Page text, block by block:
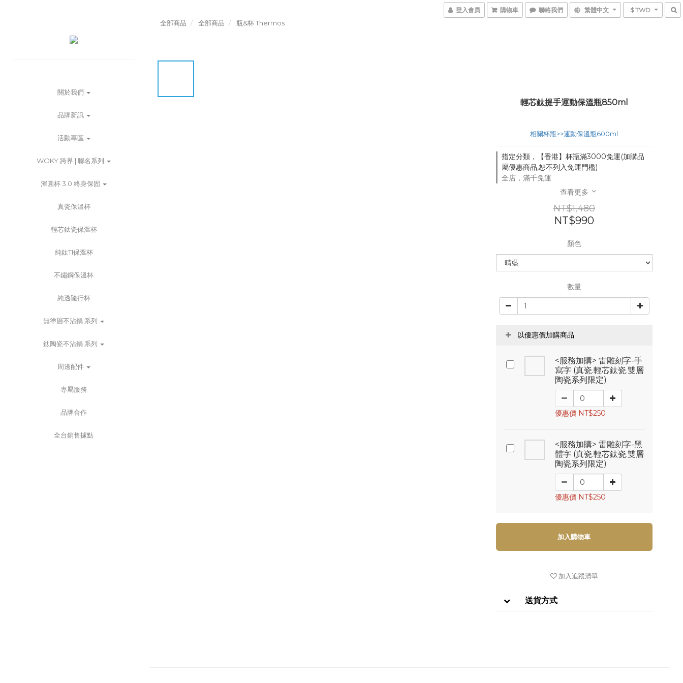
登入會員 購物車 聯絡我們 繁體中文 $ TWD
關於我們
品牌新訊
活動專區
WOKY 跨界 | 聯名系列
渾圓杯 3.0 終身保固
真瓷保溫杯
輕芯鈦瓷保溫杯
純鈦TI保溫杯
不鏽鋼保溫杯
純透隨行杯
無塗層不沾鍋 系列
鈦陶瓷不沾鍋 系列
周邊配件
專屬服務
品牌合作
全台銷售據點
全部商品 全部商品 瓶&杯 Thermos
輕芯鈦提手運動保溫瓶850ml
相關杯瓶>>運動保溫瓶600ml
指定分類，【香港】杯瓶滿3000免運(加購品
屬優惠商品,恕不列入免運門檻)
全店，滿千免運
查看更多
NT$1,480
NT$990
顏色
數量
以優惠價加購商品
<服務加購> 雷雕刻字-手
寫字 (真瓷.輕芯鈦瓷.雙層
陶瓷系列限定)
優惠價 NT$250
<服務加購> 雷雕刻字-黑
體字 (真瓷.輕芯鈦瓷.雙層
陶瓷系列限定)
優惠價 NT$250
加入購物車
加入追蹤清單
送貨方式